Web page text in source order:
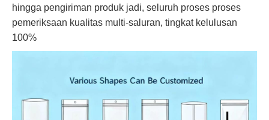
hingga pengiriman produk jadi, seluruh proses proses
pemeriksaan kualitas multi-saluran, tingkat kelulusan
100%